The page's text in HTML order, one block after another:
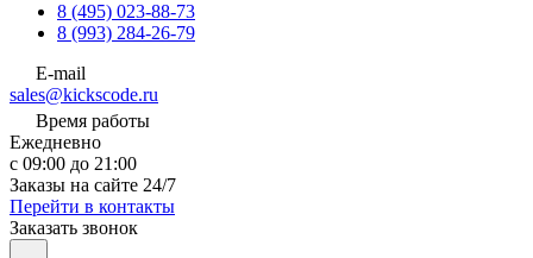
8 (495) 023-88-73
8 (993) 284-26-79
E-mail
sales@kickscode.ru
Время работы
Ежедневно
с 09:00 до 21:00
Заказы на сайте 24/7
Перейти в контакты
Заказать звонок